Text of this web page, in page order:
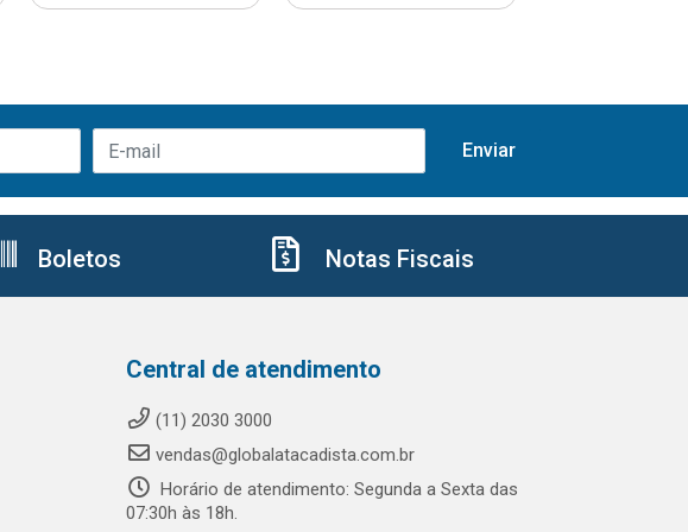
Boletos Notas Fiscais
Central de atendimento
(11) 2030 3000
vendas@globalatacadista.com.br
Horário de atendimento: Segunda a Sexta das
07:30h às 18h.